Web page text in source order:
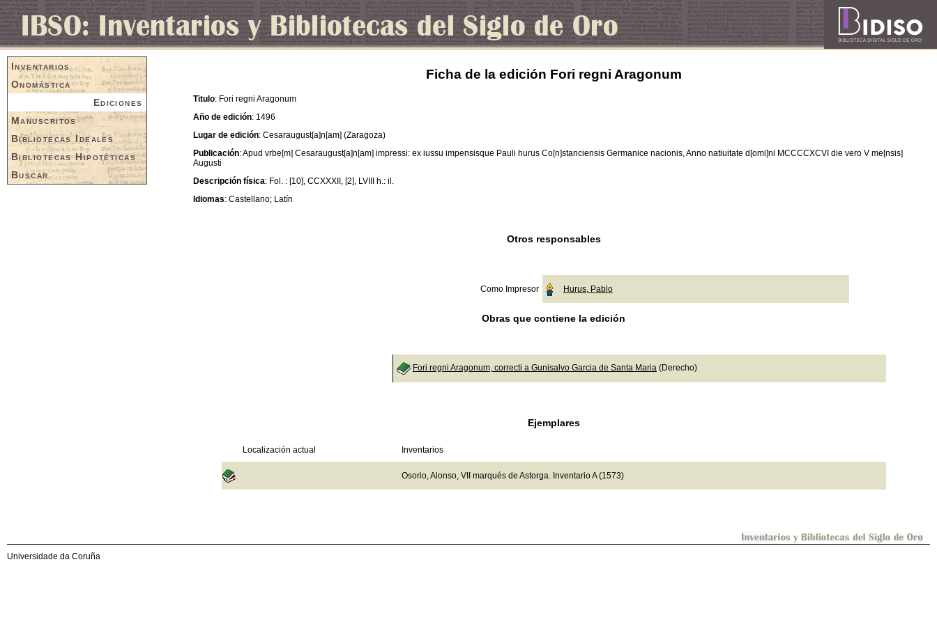
Inventarios
Onomástica
Ediciones
Manuscritos
Bibliotecas Ideales
Bibliotecas Hipotéticas
Buscar
Ficha de la edición Fori regni Aragonum
Titulo: Fori regni Aragonum
Año de edición: 1496
Lugar de edición: Cesaraugust[a]n[am] (Zaragoza)
Publicación: Apud vrbe[m] Cesaraugust[a]n[am] impressi: ex iussu impensisque Pauli hurus Co[n]stanciensis Germanice nacionis, Anno natiuitate d[omi]ni MCCCCXCVI die vero V me[nsis]
Augusti
Descripción física: Fol. : [10], CCXXXII, [2], LVIII h.: il.
Idiomas: Castellano; Latín
Otros responsables
Como Impresor Hurus, Pablo
Obras que contiene la edición
Fori regni Aragonum, correcti a Gunisalvo Garcia de Santa Maria(Derecho)
Ejemplares
Localización actual Inventarios
Osorio, Alonso, VII marqués de Astorga. Inventario A (1573)
Universidade da Coruña